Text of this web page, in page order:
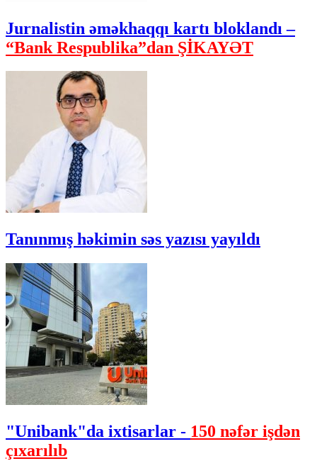
Jurnalistin əməkhaqqı kartı bloklandı –
“Bank Respublika”dan ŞİKAYƏT
Tanınmış həkimin səs yazısı yayıldı
"Unibank"da ixtisarlar - 150 nəfər işdən
çıxarılıb